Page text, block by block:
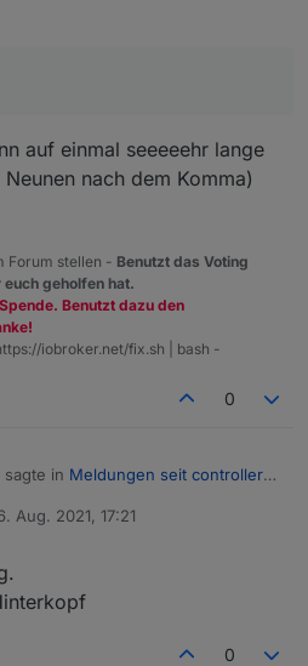
auf einmal seeeeehr lange
nach dem Komma)
Forum stellen - Benutzt das Voting
geholfen hat.
Benutzt dazu den
iobroker.net/fix.sh | bash -
0
sagte in Meldungen seit controller
dann auf einmal seeeeehr
Aug. 2021, 17:21
von
0